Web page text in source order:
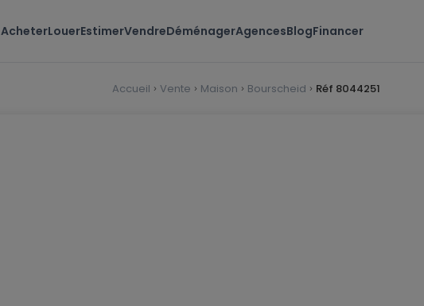
AcheterLouerEstimerVendreDéménagerAgencesBlogFinancer
Accueil Vente Maison Bourscheid Réf 8044251